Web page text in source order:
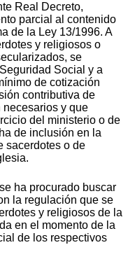
Real Decreto,
parcial al contenido
de la Ley 13/1996. A
y religiosos o
se
Social y a
de cotización
contributiva de
y que
del ministerio o de
de inclusión en la
sacerdotes o de
ha procurado buscar
la regulación que se
y religiosos de la
en el momento de la
de los respectivos